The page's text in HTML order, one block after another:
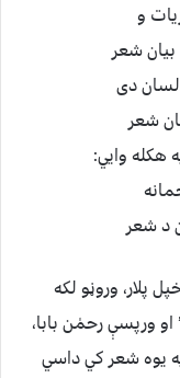
و
شعر
دى
شعر
هكله وايي:
د شعر
وروڼو لكه
ورپسې رحمٰن بابا،
په يوه شعر كي داسي